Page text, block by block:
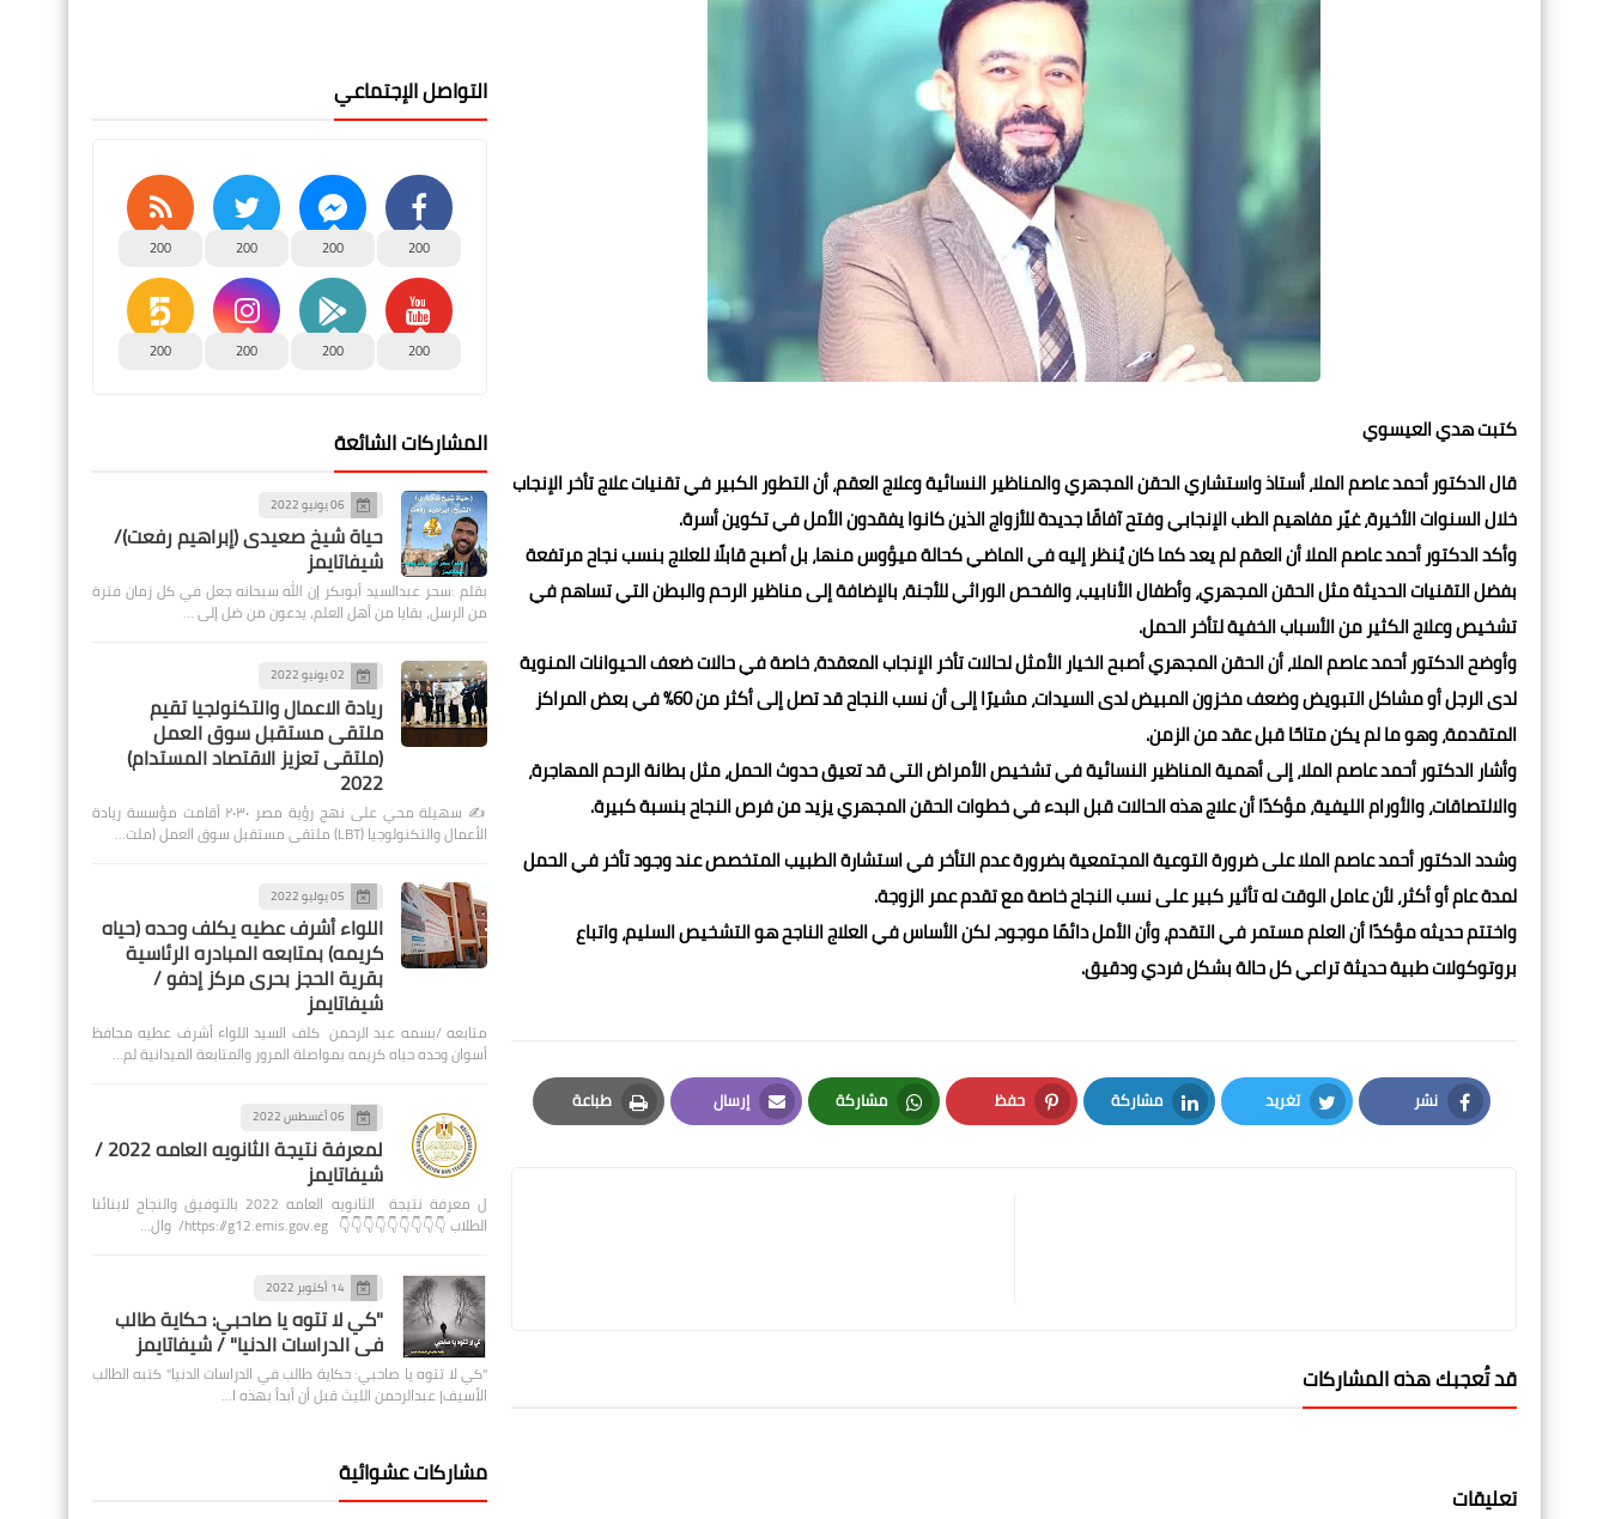
كتبت هدي العيسوي
قال الدكتور أحمد عاصم الملا، أستاذ واستشاري الحقن المجهري والمناظير النسائية وعلاج العقم، أن التطور الكبير في تقنيات علاج تأخر الإنجاب
خلال السنوات الأخيرة، غيّر مفاهيم الطب الإنجابي وفتح آفاقًا جديدة للأزواج الذين كانوا يفقدون الأمل في تكوين أسرة.
وأكد الدكتور أحمد عاصم الملا أن العقم لم يعد كما كان يُنظر إليه في الماضي كحالة ميؤوس منها، بل أصبح قابلًا للعلاج بنسب نجاح مرتفعة
بفضل التقنيات الحديثة مثل الحقن المجهري، وأطفال الأنابيب، والفحص الوراثي للأجنة، بالإضافة إلى مناظير الرحم والبطن التي تساهم في
تشخيص وعلاج الكثير من الأسباب الخفية لتأخر الحمل.
وأوضح الدكتور أحمد عاصم الملا، أن الحقن المجهري أصبح الخيار الأمثل لحالات تأخر الإنجاب المعقدة، خاصة في حالات ضعف الحيوانات المنوية
لدى الرجل أو مشاكل التبويض وضعف مخزون المبيض لدى السيدات، مشيرًا إلى أن نسب النجاح قد تصل إلى أكثر من 60% في بعض المراكز
المتقدمة، وهو ما لم يكن متاحًا قبل عقد من الزمن.
وأشار الدكتور أحمد عاصم الملا، إلى أهمية المناظير النسائية في تشخيص الأمراض التي قد تعيق حدوث الحمل، مثل بطانة الرحم المهاجرة،
والالتصاقات، والأورام الليفية، مؤكدًا أن علاج هذه الحالات قبل البدء في خطوات الحقن المجهري يزيد من فرص النجاح بنسبة كبيرة.
وشدد الدكتور أحمد عاصم الملا على ضرورة التوعية المجتمعية بضرورة عدم التأخر في استشارة الطبيب المتخصص عند وجود تأخر في الحمل
لمدة عام أو أكثر، لأن عامل الوقت له تأثير كبير على نسب النجاح خاصة مع تقدم عمر الزوجة.
واختتم حديثه مؤكدًا أن العلم مستمر في التقدم، وأن الأمل دائمًا موجود، لكن الأساس في العلاج الناجح هو التشخيص السليم، واتباع
بروتوكولات طبية حديثة تراعي كل حالة بشكل فردي ودقيق.
نشر
Facebook
تغريد
Twitter
مشاركة
LinkedIn
حفظ
Pinterest
مشاركة
Whatsapp
إرسال
Email
طباعة
Print
قد تُعجبك هذه المشاركات
تعليقات
التواصل الإجتماعي
200
200
200
200
200
200
200
200
المشاركات الشائعة
06 يونيو 2022
حياة شيخ صعيدى (إبراهيم رفعت)/
شيفاتايمز
بقلم :سحر عبدالسيد أبوبكر إن الله سبحانه جعل في كل زمان فترة
من الرسل، بقايا من أهل العلم، يدعون من ضل إلى …
02 يونيو 2022
ريادة الاعمال والتكنولجيا تقيم
ملتقى مستقبل سوق العمل
(ملتقى تعزيز الاقتصاد المستدام)
2022
✍️ سهيلة محي على نهج رؤية مصر ٢٠٣٠ أقامت مؤسسة ريادة
الأعمال والتكنولوجيا (LBT) ملتقى مستقبل سوق العمل (ملت…
05 يوليو 2022
اللواء أشرف عطيه يكلف وحده (حياه
كريمه) بمتابعه المبادره الرئاسية
بقرية الحجز بحرى مركز إدفو /
شيفاتايمز
متابعه /بسمه عبد الرحمن كلف السيد اللواء أشرف عطيه محافظ
أسوان وحده حياه كريمه بمواصلة المرور والمتابعة الميدانية لم…
06 أغسطس 2022
لمعرفة نتيجة الثانويه العامه 2022 /
شيفاتايمز
ل معرفة نتيجة الثانويه العامه 2022 بالتوفيق والنجاح لابنائنا
الطلاب 👇👇👇👇👇👇👇👇👇 https://g12.emis.gov.eg/ وال…
14 أكتوبر 2022
"كي لا تتوه يا صاحبي: حكاية طالب
في الدراسات الدنيا" / شيفاتايمز
"كي لا تتوه يا صاحبي: حكاية طالب في الدراسات الدنيا" كتبه الطالب
الأسيف| عبدالرحمن الليث قبل أن أبدأ بهذه ا…
مشاركات عشوائية